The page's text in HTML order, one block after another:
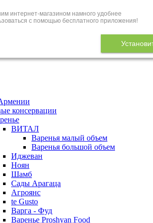
интернет-магазином намного удобнее
с помощью бесплатного приложения!
консервации
ВИТАЛ
Варенья малый объем
Варенья большой объем
Иджеван
Ноян
Шамб
Сады Арагаца
Агроянс
te Gusto
Варга - Фуд
Варенье Proshyan Food